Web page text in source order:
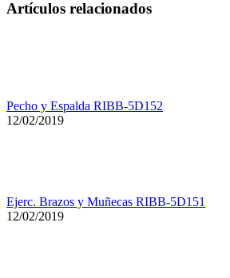
Artículos relacionados
Pecho y Espalda RIBB-5D152
12/02/2019
Ejerc. Brazos y Muñecas RIBB-5D151
12/02/2019